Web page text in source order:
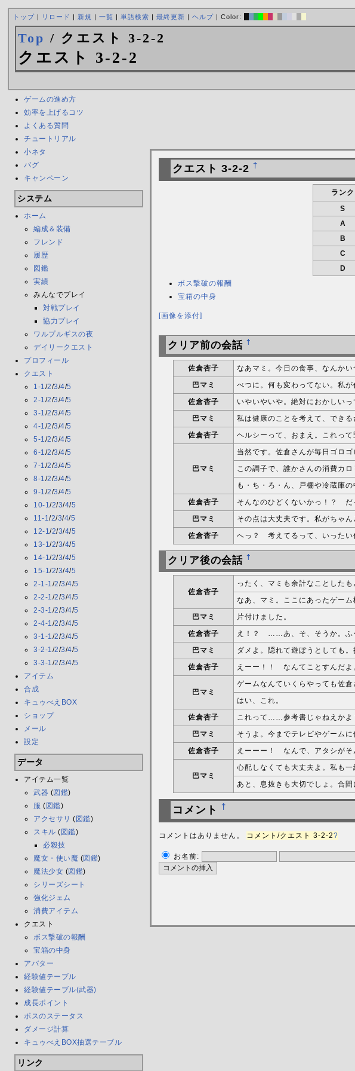
トップ リロード |新規 |一覧 |単語検索 |最終更新 |ヘルプ | Color:
Top / クエスト 3-2-2
クエスト 3-2-2
ゲームの進め方
効率を上げるコツ
よくある質問
チュートリアル
小ネタ
バグ
キャンペーン
システム
ホーム
編成＆装備
フレンド
履歴
図鑑
実績
みんなでプレイ
対戦プレイ
協力プレイ
ワルプルギスの夜
デイリークエスト
プロフィール
クエスト
1-1/2/3/4/5
2-1/2/3/4/5
3-1/2/3/4/5
4-1/2/3/4/5
5-1/2/3/4/5
6-1/2/3/4/5
7-1/2/3/4/5
8-1/2/3/4/5
9-1/2/3/4/5
10-1/2/3/4/5
11-1/2/3/4/5
12-1/2/3/4/5
13-1/2/3/4/5
14-1/2/3/4/5
15-1/2/3/4/5
2-1-1/2/3/4/5
2-2-1/2/3/4/5
2-3-1/2/3/4/5
2-4-1/2/3/4/5
3-1-1/2/3/4/5
3-2-1/2/3/4/5
3-3-1/2/3/4/5
アイテム
合成
キュゥべえBOX
ショップ
メール
設定
データ
アイテム一覧
武器 (図鑑)
服 ( 図鑑)
アクセサリ ( 図鑑)
スキル ( 図鑑)
必殺技
魔女・使い魔 (図鑑)
魔法少女 (図鑑)
シリーズシート
強化ジェム
消費アイテム
クエスト
ボス撃破の報酬
宝箱の中身
アバター
経験値テーブル
経験値テーブル(武器)
成長ポイント
ボスのステータス
ダメージ計算
キュゥべえBOX抽選テーブル
リンク
クエスト 3-2-2 †
ランク
S
A
B
C
D
ボス撃破の報酬
宝箱の中身
[画像を添付]
クリア前の会話 †
佐倉杏子
なあマミ。今日の食事、なんか
巴マミ
べつに。何も変わってない。私
佐倉杏子
いやいやいや。絶対におかしい
巴マミ
私は健康のことを考えて、でき
佐倉杏子
ヘルシーって、おまえ。これっ
巴マミ
当然です。佐倉さんが毎日ゴロ
この調子で、誰かさんの消費カ
も・ち・ろ・ん、戸棚や冷蔵庫
佐倉杏子
そんなのひどくないかっ！？ だ
巴マミ
その点は大丈夫です。私がちゃ
佐倉杏子
へっ？ 考えてるって、いったい
クリア後の会話 †
佐倉杏子
ったく、マミも余計なことした
なあ、マミ。ここにあったゲー
巴マミ
片付けました。
佐倉杏子
え！？ ……あ、そ、そうか。ふ
巴マミ
ダメよ。隠れて遊ぼうとしても
佐倉杏子
えーー！！ なんてことすんだよ
巴マミ
ゲームなんていくらやっても佐
はい、これ。
佐倉杏子
これって……参考書じゃねえかよ
巴マミ
そうよ。今までテレビやゲーム
佐倉杏子
えーーー！ なんで、アタシがそ
巴マミ
心配しなくても大丈夫よ。私も
あと、息抜きも大切でしょ。合
コメント †
コメントはありません。 コメント/クエスト 3-2-2?
お名前: